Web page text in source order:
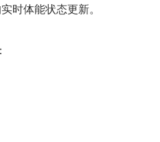
时体能状态更新。